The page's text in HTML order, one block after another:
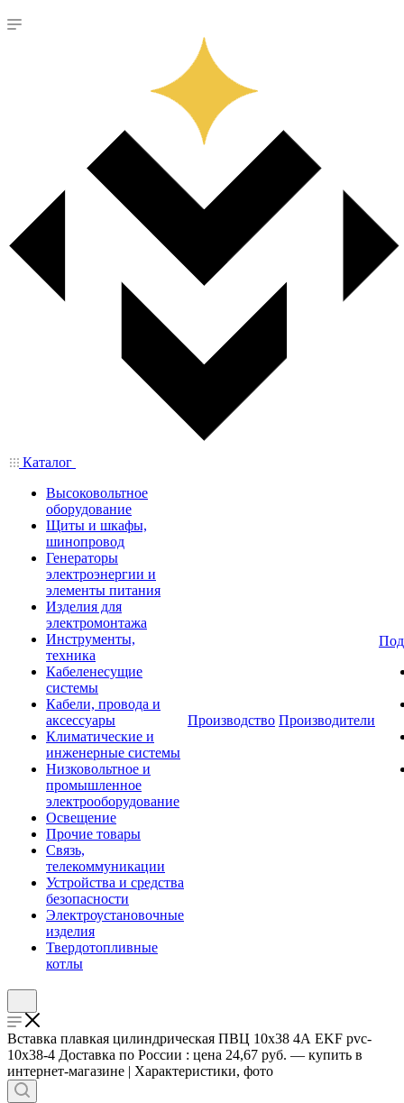
Каталог
Высоковольтное
оборудование
Щиты и шкафы,
шинопровод
Генераторы
электроэнергии и
элементы питания
Изделия для
электромонтажа
Инструменты,
техника
Кабеленесущие
системы
Кабели, провода и
аксессуары
Климатические и
инженерные системы
Низковольтное и
промышленное
электрооборудование
Освещение
Прочие товары
Связь,
телекоммуникации
Устройства и средства
безопасности
Электроустановочные
изделия
Твердотопливные
котлы
Производство Производители
Вставка плавкая цилиндрическая ПВЦ 10х38 4А EKF pvc-
10x38-4 Доставка по России : цена 24,67 руб. — купить в
интернет-магазине | Характеристики, фото